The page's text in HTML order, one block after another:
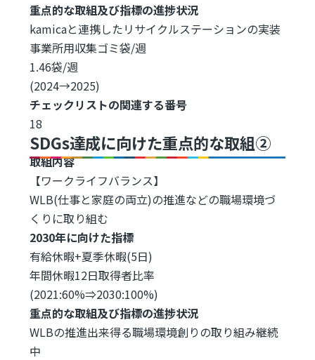
重点的な取組及び指標の進捗状況
kamicaと連携したリサイクルステーションの実装
事業所用収集ゴミ袋/週
1.46袋/週
(2024→2025)
チェックリストの関連する番号
18
SDGs達成に向けた重点的な取組②
取組内容
【ワークライフバランス】
WLB(仕事と家庭の両立)の推進などの職場環境づ
くりに取り組む
2030年に向けた指標
有給休暇+夏季休暇(5日)
年間休暇12日取得者比率
(2021:60%⇒2030:100%)
重点的な取組及び指標の進捗状況
WLBの推進出来得る職場環境創りの取り組み継続
中